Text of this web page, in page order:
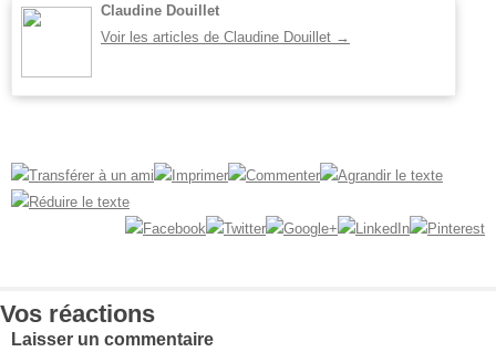
Claudine Douillet
Voir les articles de Claudine Douillet →
Vos réactions
Laisser un commentaire